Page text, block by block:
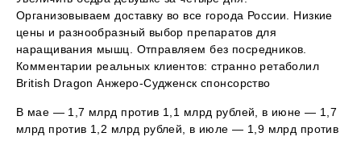
Организовываем доставку во все города России. Низкие
цены и разнообразный выбор препаратов для
наращивания мышц. Отправляем без посредников.
Комментарии реальных клиентов: странно ретаболил
British Dragon Анжеро-Судженск спонсорство
В мае — 1,7 млрд против 1,1 млрд рублей, в июне — 1,7
млрд против 1,2 млрд рублей, в июле — 1,9 млрд против